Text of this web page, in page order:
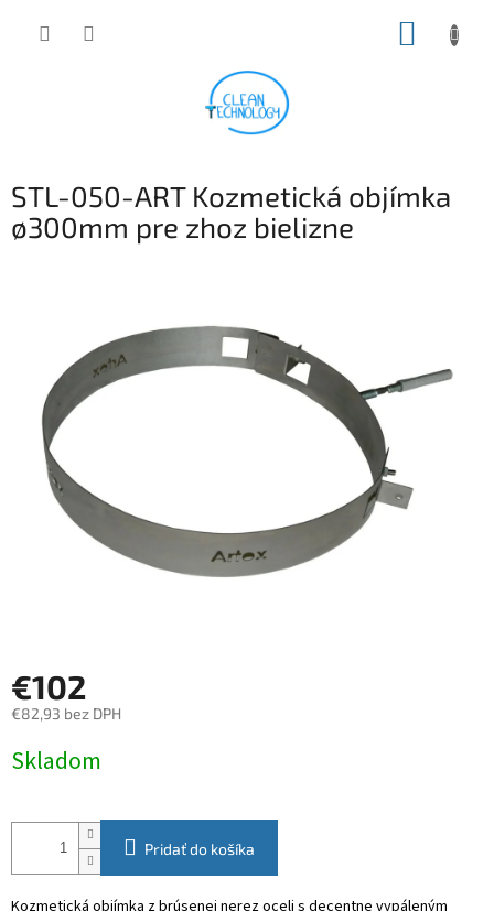
STL-050-ART Kozmetická objímka
ø300mm pre zhoz bielizne
€102
€82,93 bez DPH
cena:
Skladom
Pridať do košíka